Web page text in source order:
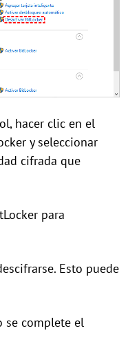
hacer clic en el
y seleccionar
cifrada que
para
Esto puede
se complete el